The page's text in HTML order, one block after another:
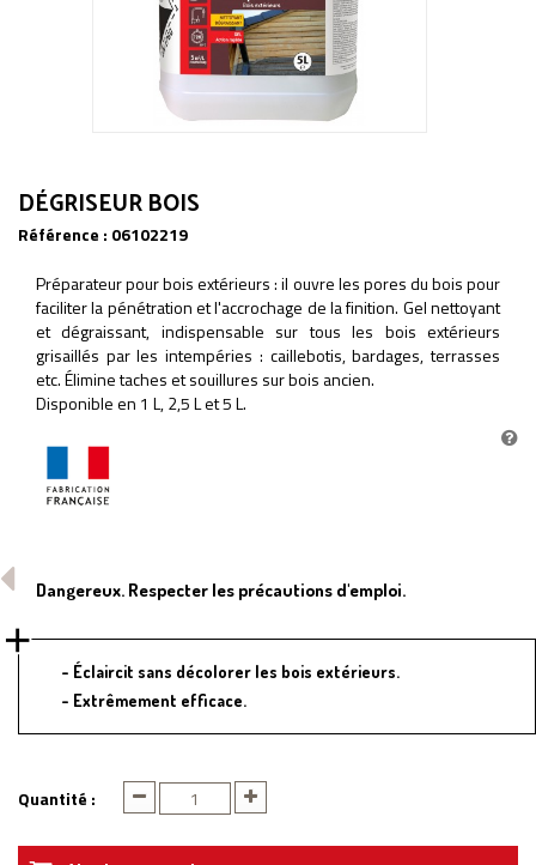
DÉGRISEUR BOIS
Référence : 06102219
Préparateur pour bois extérieurs : il ouvre les pores du bois pour
faciliter la pénétration et l'accrochage de la finition. Gel nettoyant
et dégraissant, indispensable sur tous les bois extérieurs
grisaillés par les intempéries : caillebotis, bardages, terrasses
etc. Élimine taches et souillures sur bois ancien.
Disponible en 1 L, 2,5 L et 5 L.
Dangereux. Respecter les précautions d'emploi.
Éclaircit sans décolorer les bois extérieurs.
Extrêmement efficace.
Quantité :